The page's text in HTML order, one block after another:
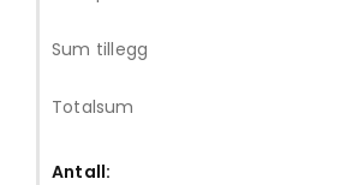
Sum tillegg
Totalsum
Antall: